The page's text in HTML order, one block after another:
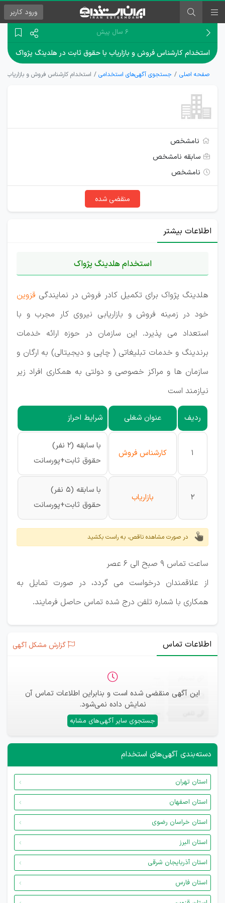
ورود کاربر
۶ سال پیش
استخدام کارشناس فروش و بازاریاب با حقوق ثابت در هلدینگ پژواک
صفحه اصلی جستجوی آگهی‌های استخدامی استخدام کارشناس فروش و بازاریاب
نامشخص
سابقه نامشخص
نامشخص
منقضی شده
اطلاعات بیشتر
استخدام هلدینگ پژواک
هلدینگ پژواک برای تکمیل کادر فروش در نمایندگی قزوین
خود در زمینه فروش و بازاریابی نیروی کار مجرب و با
استعداد می پذیرد. این سازمان در حوزه ارائه خدمات
برندینگ و خدمات تبلیغاتی ( چاپی و دیجیتالی) به ارگان و
سازمان ها و مراکز خصوصی و دولتی به همکاری افراد زیر
نیازمند است
ردیف عنوان شغلی شرایط احراز
1 کارشناس فروش
با سابقه (۲ نفر)
حقوق ثابت+پورسانت
2 بازاریاب
با سابقه (۵ نفر)
حقوق ثابت+پورسانت
در صورت مشاهده ناقص، به راست بکشید
ساعت تماس ۹ صبح الی ۶ عصر
از علاقمندان درخواست می گردد، در صورت تمایل به
همکاری با شماره تلفن درج شده تماس حاصل فرمایند.
اطلاعات تماس گزارش مشکل آگهی
این آگهی منقضی شده است و بنابراین اطلاعات تماس آن
نمایش داده نمی‌شود.
جستجوی سایر آگهی‌های مشابه
ایمیل —
—
دسته‌بندی آگهی‌های استخدام
استان تهران
استان اصفهان
استان خراسان رضوی
استان البرز
استان آذربایجان شرقی
استان فارس